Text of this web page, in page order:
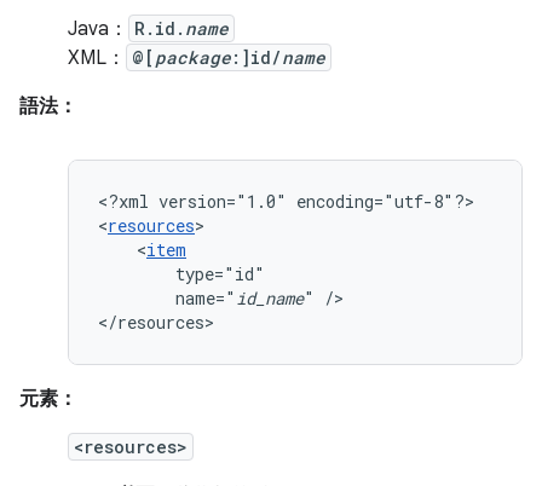
Java：
R.id. name
XML： @[ package:]id/name
語法：
<?xml version="1.0"
encoding="utf-8"?>
<resources
<item
name=" id_name"
/>
</resources>
元素：
<resources>